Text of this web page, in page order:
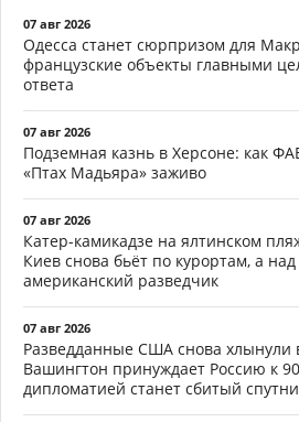
07 авг 2026
Одесса станет сюрпризом для
французские объекты главными
ответа
07 авг 2026
Подземная казнь в Херсоне: как
«Птах Мадьяра» заживо
07 авг 2026
Катер-камикадзе на ялтинском
Киев снова бьёт по курортам, а
американский разведчик
07 авг 2026
Разведданные США снова хлынули
Вашингтон принуждает Россию к
дипломатией станет сбитый